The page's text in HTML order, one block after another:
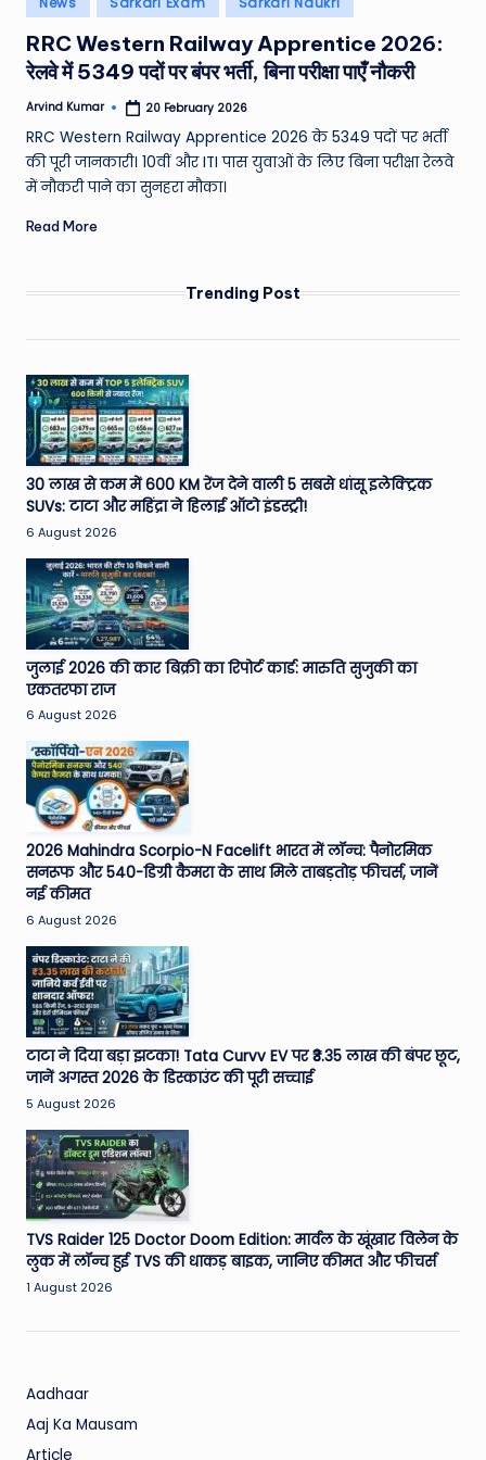
e
a
t
h
er
,
T
c
h
&
M
o
vi
e
e
w
s
A
ro
u
n
d
T
h
e
W
o
rl
d
in
RRC Western Railway Apprentice 2026:
रेलवे में 5349 पदों पर बंपर भर्ती, बिना परीक्षा पाएँ नौकरी
Posted
Arvind Kumar 20 February 2026
RRC Western Railway Apprentice 2026 के 5349 पदों पर भर्ती
की पूरी जानकारी। 10वीं और ITI पास युवाओं के लिए बिना परीक्षा रेलवे
में नौकरी पाने का सुनहरा मौका।
Read More
Trending Post
30 लाख से कम में 600 KM रेंज देने वाली 5 सबसे धांसू इलेक्ट्रिक
SUVs: टाटा और महिंद्रा ने हिलाई ऑटो इंडस्ट्री!
6 August 2026
जुलाई 2026 की कार बिक्री का रिपोर्ट कार्ड: मारुति सुजुकी का
एकतरफा राज
6 August 2026
2026 Mahindra Scorpio-N Facelift भारत में लॉन्च: पैनोरमिक
सनरूफ और 540-डिग्री कैमरा के साथ मिले ताबड़तोड़ फीचर्स, जानें
नई कीमत
6 August 2026
टाटा ने दिया बड़ा झटका! Tata Curvv EV पर ₹3.35 लाख की बंपर छूट,
जानें अगस्त 2026 के डिस्काउंट की पूरी सच्चाई
5 August 2026
TVS Raider 125 Doctor Doom Edition: मार्वल के खूंखार विलेन के
लुक में लॉन्च हुई TVS की धाकड़ बाइक, जानिए कीमत और फीचर्स
1 August 2026
Aadhaar
Aaj Ka Mausam
Article